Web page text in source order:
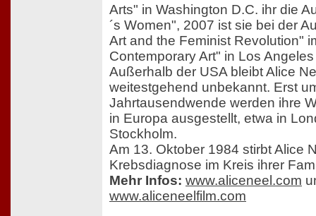
Arts" in Washington D.C. ihr die
´s Women", 2007 ist sie bei der
Art and the Feminist Revolution"
Contemporary Art" in Los
Außerhalb der USA bleibt Alice
weitestgehend unbekannt. Erst
Jahrtausendwende werden ihre
in Europa ausgestellt, etwa in
Stockholm.
Am 13. Oktober 1984 stirbt Alice
Krebsdiagnose im Kreis ihrer
Mehr Infos: www.aliceneel.com
www.aliceneelfilm.com